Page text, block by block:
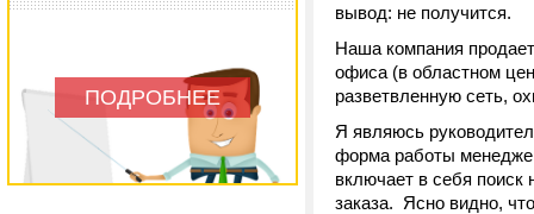
ПОДРОБНЕЕ
вывод: не получится.
Наша компания
офиса (в областном
разветвленную сеть,
Я являюсь
форма работы
включает в себя поиск
заказа. Ясно видно,